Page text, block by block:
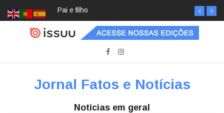
Pai e filho
Jornal Fatos e Notícias
Notícias em geral